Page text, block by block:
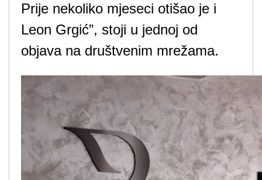
Prije nekoliko mjeseci otišao je i
Leon Grgić”, stoji u jednoj od
objava na društvenim mrežama.